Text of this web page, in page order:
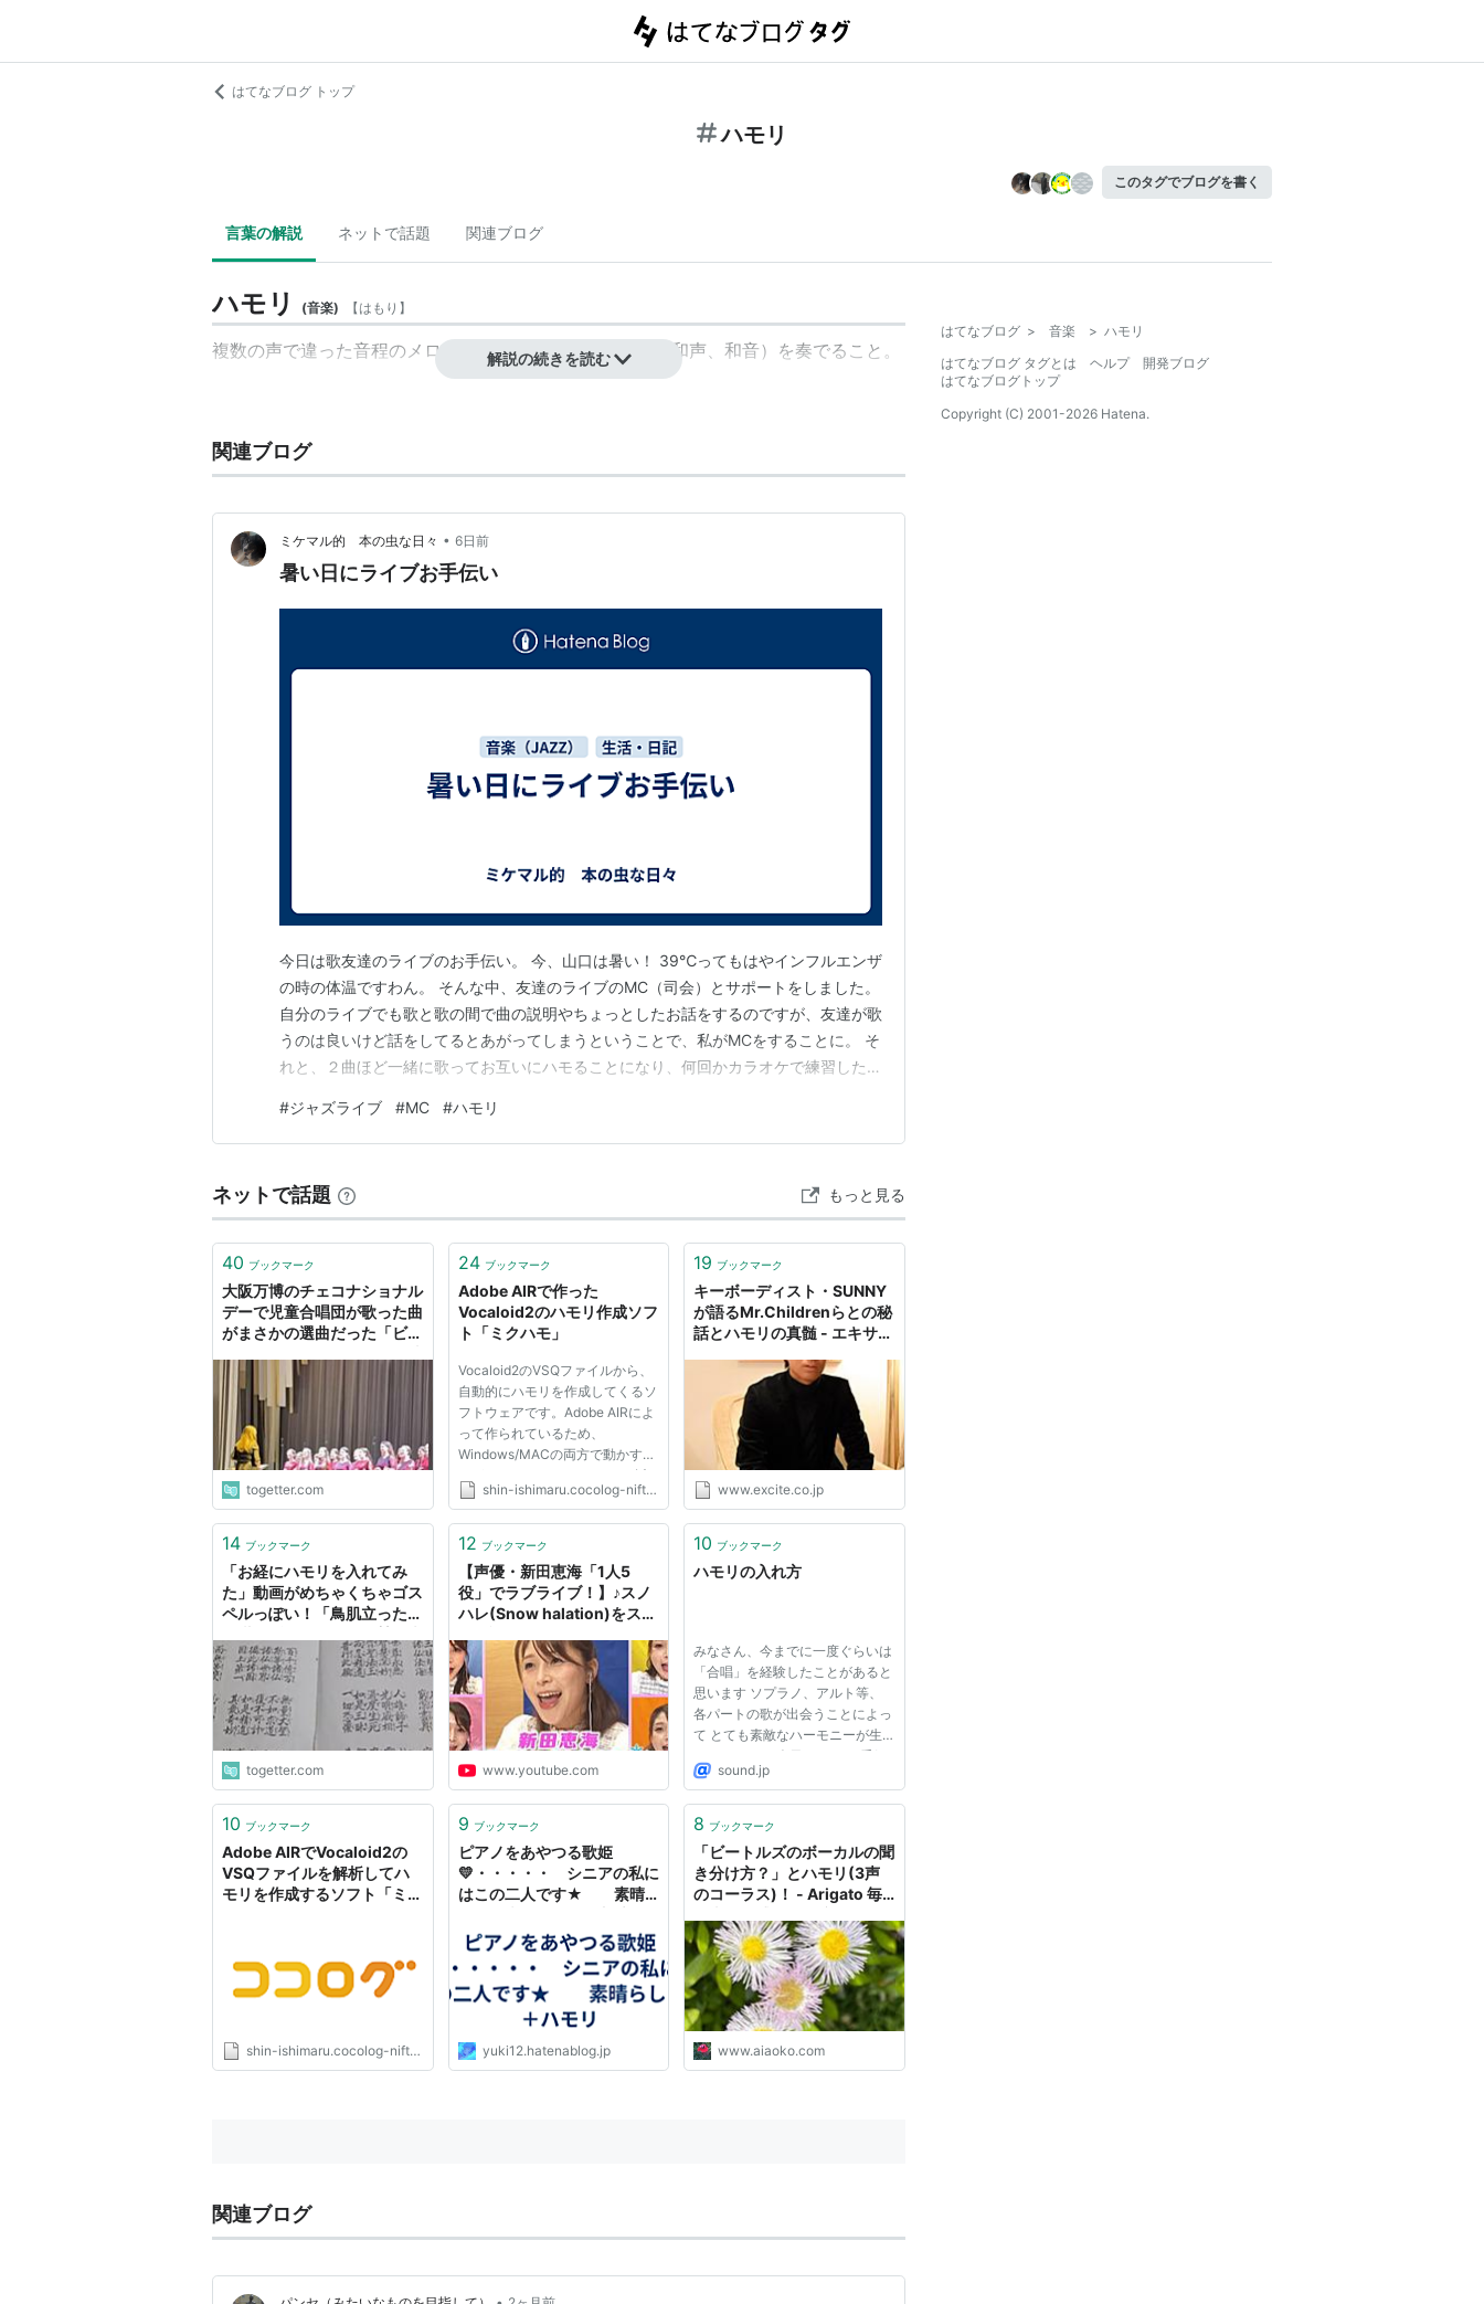
はてなブログ トップ
ハモリ
このタグでブログを書く
言葉の解説 ネットで話題 関連ブログ
ハモリ (音楽) 【はもり 】
複数の声で違った音程のメロディーを歌い、ハーモニー（和声、和音）を奏でること。
解説の続きを読む
関連ブログ
ミケマル的 本の虫な日々 • 6日前
暑い日にライブお手伝い
今日は歌友達のライブのお手伝い。 今、山口は暑い！ 39℃ってもはやインフルエンザ
の時の体温ですわん。 そんな中、友達のライブのMC（司会）とサポートをしました。
自分のライブでも歌と歌の間で曲の説明やちょっとしたお話をするのですが、友達が歌
うのは良いけど話をしてるとあがってしまうということで、私がMCをすることに。 そ
れと、２曲ほど一緒に歌ってお互いにハモることになり、何回かカラオケで練習したり
とか終了しました。 なんか、自分で歌うライブより疲れた感じ。。。 お客様もたくさ
んきて盛況でした。 MCして、ハモって、…
#ジャズライブ #MC #ハモリ
ネットで話題 もっと見る
40 ブックマーク
大阪万博のチェコナショナル
デーで児童合唱団が歌った曲
がまさかの選曲だった「ビバ
いた」
togetter.com
24 ブックマーク
Adobe AIRで作った
Vocaloid2のハモリ作成ソフ
ト「ミクハモ」
Vocaloid2のVSQファイルから、
自動的にハモリを作成してくるソ
フトウェアです。Adobe AIRによ
って作られているため、
Windows/MACの両方で動かすこ
とができます。 VSQファイル以
外でも、MIDファイル(MIDI)から
す。
shin-ishimaru.cocolog-nifty.com
19 ブックマーク
キーボーディスト・SUNNY
が語るMr.Childrenらとの秘
話とハモリの真髄 - エキサイ
www.excite.co.jp
14 ブックマーク
「お経にハモリを入れてみ
た」動画がめちゃくちゃゴス
ペルっぽい！「鳥肌立った」
多数
togetter.com
12 ブックマーク
【声優・新田恵海「1人5
役」でラブライブ！】♪スノ
ハレ(Snow halation)をスマ
ャレンジ!!
www.youtube.com
10 ブックマーク
ハモリの入れ方
みなさん、今までに一度ぐらいは
「合唱」を経験したことがあると
思います ソプラノ、アルト等、
各パートの歌が出会うことによっ
て とても素敵なハーモニーが生
まれますよね 今日では、TV番組
などの影響や優れたアーティスト
カペラも人気です それらだけで
ッ...
sound.jp
10 ブックマーク
Adobe AIRでVocaloid2の
VSQファイルを解析してハ
モリを作成するソフト「ミク
shin-ishimaru.cocolog-nifty.com
9 ブックマーク
ピアノをあやつる歌姫
💛・・・・・ シニアの私に
はこの二人です★ 素晴
たわごとコーヒーショップ♪
yuki12.hatenablog.jp
8 ブックマーク
「ビートルズのボーカルの聞
き分け方？」とハモリ(3声
のコーラス)！ - Arigato 毎
曲」と「思い出」と「終活」
www.aiaoko.com
関連ブログ
はてなブログ > 音楽 > ハモリ
はてなブログ タグとは
ヘルプ
開発ブログ
はてなブログトップ
Copyright (C) 2001-2026 Hatena.